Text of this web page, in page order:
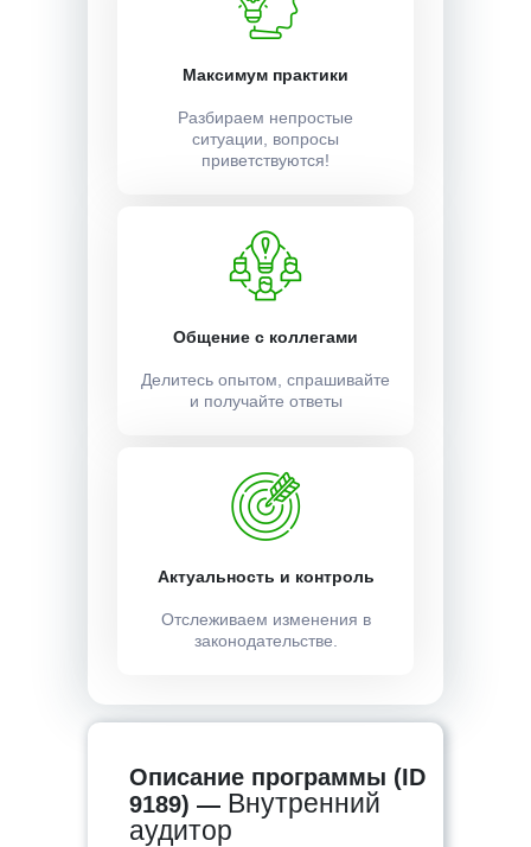
Максимум практики
Разбираем непростые
ситуации, вопросы
приветствуются!
Общение с коллегами
Делитесь опытом, спрашивайте
и получайте ответы
Актуальность и контроль
Отслеживаем изменения в
законодательстве.
Описание программы (ID
9189) — Внутренний
аудитор